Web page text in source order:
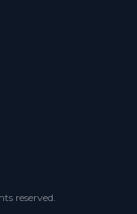
reserved.